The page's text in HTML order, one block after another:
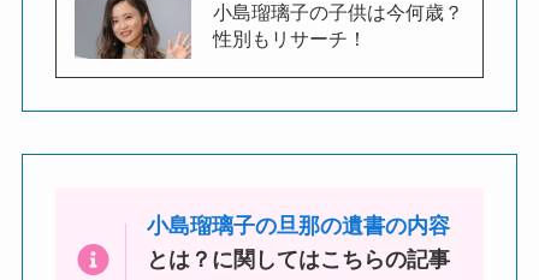
小島瑠璃子の子供は今何歳？
性別もリサーチ！
小島瑠璃子の旦那の遺書の内容
とは？に関してはこちらの記事